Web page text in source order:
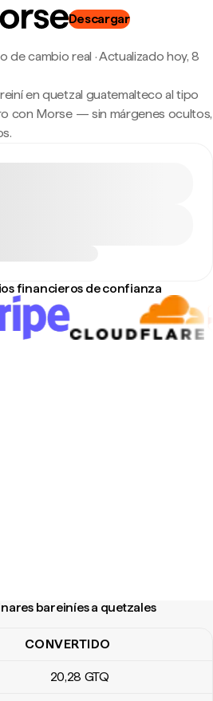
Descargar
de cambio real ·Actualizado hoy, 8
en quetzal guatemalteco al tipo
con Morse — sin márgenes ocultos,
financieros de confianza
bareiníes a quetzales
bareiníes a quetzales
CONVERTIDO
20,28 GTQ